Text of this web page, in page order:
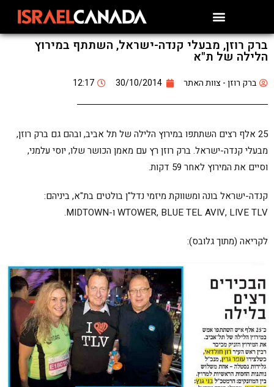
ברק רוזן, מבעלי קנדה-ישראל, השתתף במירוץ
הלילה של ת"א
ברק רוזן - צוות האתר 30/10/2014
12:17
25 אלף רצים השתתפו במירוץ הלילה של תל אביב, ובהם גם ברק רוזן,
מבעלי קנדה-ישראל. ברק רוזן רץ עם מאמן הכושר שלו, יוסי עלמני,
וסיים את המירוץ לאחר 59 דקות.
קנדה-ישראל בונה ומשווקת מיזמי נדל"ן בולטים בת"א, ביניהם:
WTOWER, BLUE TEL AVIV, LIVE TLV ו-MIDTOWN.
לקריאה (מתוך גלובס):